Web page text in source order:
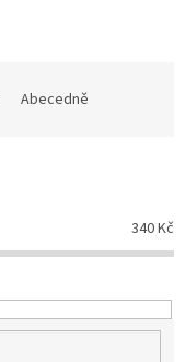
Abecedně
340Kč